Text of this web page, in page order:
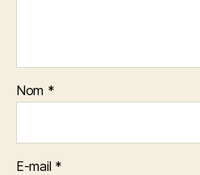
Nom *
E-mail *